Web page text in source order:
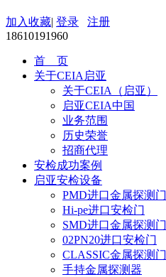
加入收藏| 登录
注册
18610191960
首 页
关于CEIA启亚
关于CEIA（启亚）
启亚CEIA中国
业务范围
历史荣誉
招商代理
安检成功案例
启亚安检设备
PMD进口金属探测门
Hi-pe进口安检门
SMD进口金属探测门
02PN20进口安检门
CLASSIC金属探测门
手持金属探测器